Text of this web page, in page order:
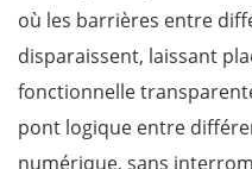
où les barrières entre
disparaissent, laissant
fonctionnelle
pont logique entre
numérique, sans